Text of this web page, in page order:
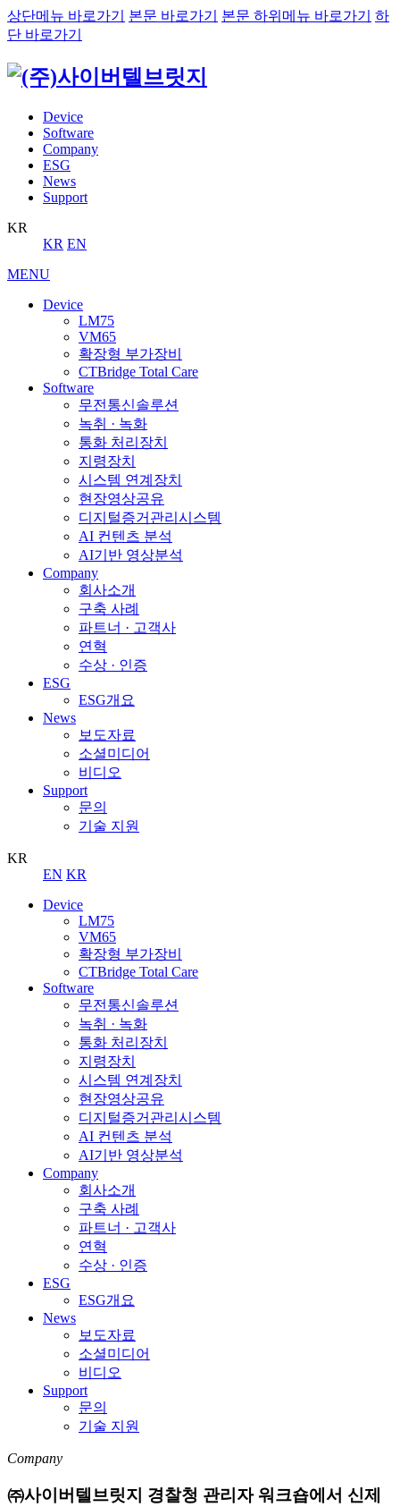
상단메뉴 바로가기 본문 바로가기 본문 하위메뉴 바로가기
하
단 바로가기
Device
Software
Company
ESG
News
Support
KR
KR EN
MENU
Device
LM75
VM65
확장형 부가장비
CTBridge Total Care
Software
무전통신솔루션
녹취 · 녹화
통화 처리장치
지령장치
시스템 연계장치
현장영상공유
디지털증거관리시스템
AI 컨텐츠 분석
AI기반 영상분석
Company
회사소개
구축 사례
파트너 · 고객사
연혁
수상 · 인증
ESG
ESG개요
News
보도자료
소셜미디어
비디오
Support
문의
기술 지원
KR
EN KR
Device
LM75
VM65
확장형 부가장비
CTBridge Total Care
Software
무전통신솔루션
녹취 · 녹화
통화 처리장치
지령장치
시스템 연계장치
현장영상공유
디지털증거관리시스템
AI 컨텐츠 분석
AI기반 영상분석
Company
회사소개
구축 사례
파트너 · 고객사
연혁
수상 · 인증
ESG
ESG개요
News
보도자료
소셜미디어
비디오
Support
문의
기술 지원
Company
㈜사이버텔브릿지 경찰청 관리자 워크숍에서 신제